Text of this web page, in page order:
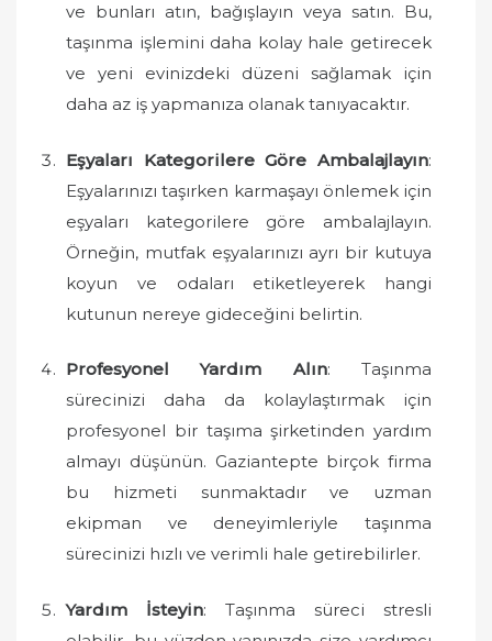
ve bunları atın, bağışlayın veya satın. Bu,
taşınma işlemini daha kolay hale getirecek
ve yeni evinizdeki düzeni sağlamak için
daha az iş yapmanıza olanak tanıyacaktır.
Eşyaları Kategorilere Göre Ambalajlayın:
Eşyalarınızı taşırken karmaşayı önlemek için
eşyaları kategorilere göre ambalajlayın.
Örneğin, mutfak eşyalarınızı ayrı bir kutuya
koyun ve odaları etiketleyerek hangi
kutunun nereye gideceğini belirtin.
Profesyonel Yardım Alın: Taşınma
sürecinizi daha da kolaylaştırmak için
profesyonel bir taşıma şirketinden yardım
almayı düşünün. Gaziantepte birçok firma
bu hizmeti sunmaktadır ve uzman
ekipman ve deneyimleriyle taşınma
sürecinizi hızlı ve verimli hale getirebilirler.
Yardım İsteyin: Taşınma süreci stresli